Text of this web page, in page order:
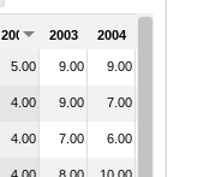
2002 2003 2004
5.00 9.00 9.00
4.00 9.00 7.00
4.00 7.00 6.00
4.00 8.00 10.00